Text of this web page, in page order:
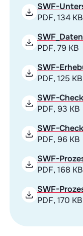
SWF-
PDF, 134 KB
PDF, 79 KB
SWF-
PDF, 125 KB
SWF-
PDF, 93 KB
SWF-
PDF, 96 KB
SWF-
PDF, 168 KB
SWF-
PDF, 170 KB